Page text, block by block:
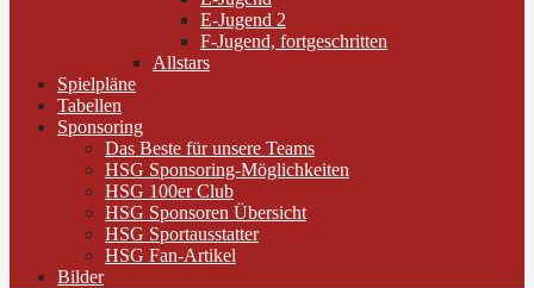
E-Jugend 2
F-Jugend, fortgeschritten
Allstars
Spielpläne
Tabellen
Sponsoring
Das Beste für unsere Teams
HSG Sponsoring-Möglichkeiten
HSG 100er Club
HSG Sponsoren Übersicht
HSG Sportausstatter
HSG Fan-Artikel
Bilder